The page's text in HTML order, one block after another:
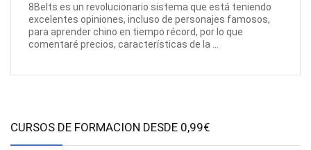
8Belts es un revolucionario sistema que está teniendo
excelentes opiniones, incluso de personajes famosos,
para aprender chino en tiempo récord, por lo que
comentaré precios, características de la ...
CURSOS DE FORMACION DESDE 0,99€